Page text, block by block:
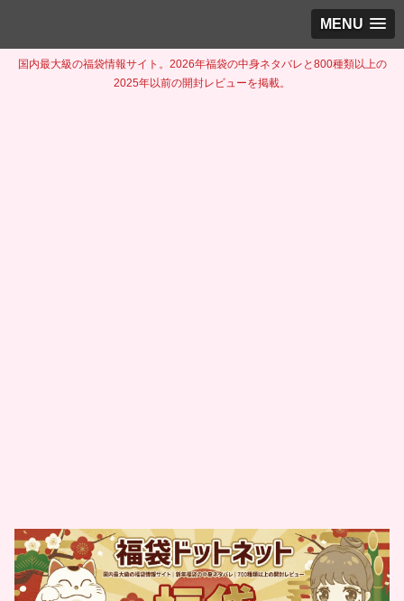
MENU
国内最大級の福袋情報サイト。2026年福袋の中身ネタバレと800種類以上の
2025年以前の開封レビューを掲載。